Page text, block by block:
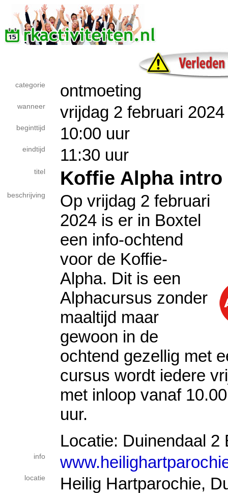
categorie ontmoeting
wanneer vrijdag 2 februari 2024
beginttijd 10:00 uur
eindtijd 11:30 uur
titel Koffie Alpha intro
beschrijving
Op vrijdag 2 februari
2024 is er in Boxtel
een info-ochtend
voor de Koffie-
Alpha. Dit is een
Alphacursus zonder
maaltijd maar
gewoon in de
ochtend gezellig met
cursus wordt iedere
met inloop vanaf
uur.
Locatie: Duinendaal 2
info
locatie Heilig Hartparochie,